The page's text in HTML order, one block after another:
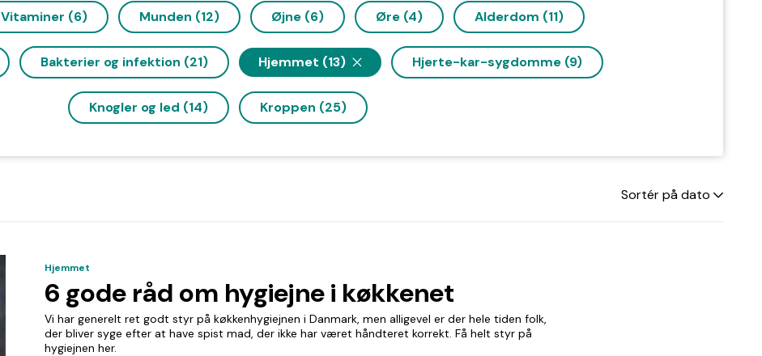
Vitaminer (6) Munden (12) Øjne (6) Øre (4) Alderdom (11)
Bakterier og infektion (21) Hjemmet (13) Hjerte-kar-sygdomme (9)
Knogler og led (14) Kroppen (25)
Hjemmet
6 gode råd om hygiejne i køkkenet
Vi har generelt ret godt styr på køkkenhygiejnen i Danmark, men alligevel er der hele tiden folk,
der bliver syge efter at have spist mad, der ikke har været håndteret korrekt. Få helt styr på
hygiejnen her.